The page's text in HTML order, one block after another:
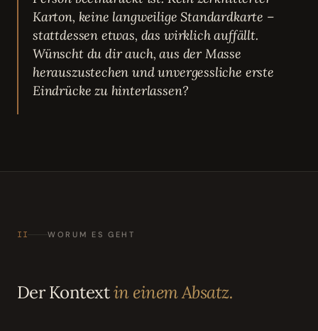
Karton, keine langweilige Standardkarte –
stattdessen etwas, das wirklich auffällt.
Wünscht du dir auch, aus der Masse
herauszustechen und unvergessliche erste
Eindrücke zu hinterlassen?
II WORUM ES GEHT
Der Kontextin einem Absatz.